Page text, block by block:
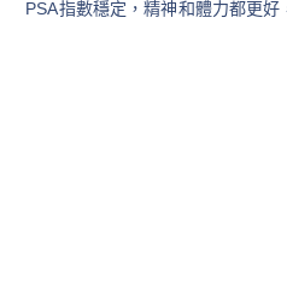
PSA指數穩定，精神和體力都更好